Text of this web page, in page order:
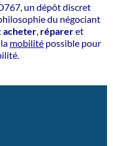
un dépôt discret
du négociant
acheter répareret
mobilité possible pour